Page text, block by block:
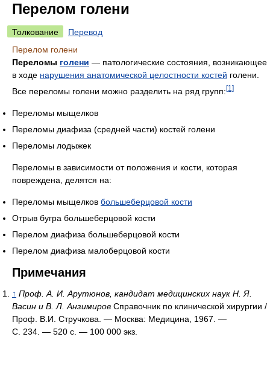
Перелом голени
Толкование
Перевод
Перелом голени
Переломы голени — патологические состояния, возникающее
в ходе нарушения анатомической целостности костей голени.
Все переломы голени можно разделить на ряд групп:[1]
Переломы мыщелков
Переломы диафиза (средней части) костей голени
Переломы лодыжек
Переломы в зависимости от положения и кости, которая
повреждена, делятся на:
Переломы мыщелков большеберцовой кости
Отрыв бугра большеберцовой кости
Перелом диафиза большеберцовой кости
Перелом диафиза малоберцовой кости
Примечания
↑ Проф. А. И. Арутюнов, кандидат медицинских наук Н. Я.
Васин и В. Л. Анзимиров Справочник по клинической хирургии /
Проф. В.И. Стручкова. — Москва: Медицина, 1967. —
С. 234. — 520 с. — 100 000 экз.